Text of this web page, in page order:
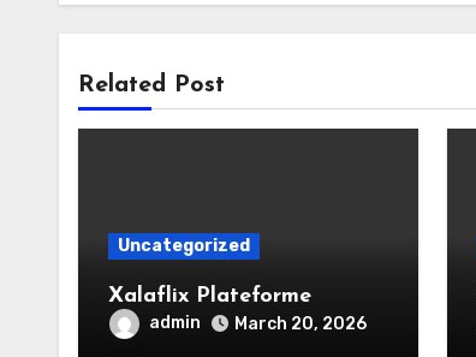
Related Post
Uncategorized
Xalaflix Plateforme
admin March 20, 2026